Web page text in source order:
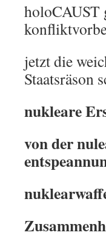
holoCAUST
jetzt die
Staatsräson
nukleare
von der